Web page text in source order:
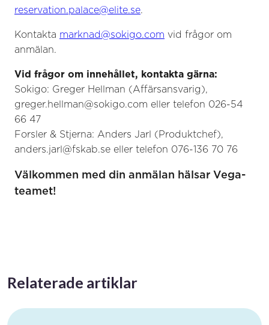
reservation.palace@elite.se.
Kontakta marknad@sokigo.com vid frågor om
anmälan.
Vid frågor om innehållet, kontakta gärna:
Sokigo: Greger Hellman (Affärsansvarig),
greger.hellman@sokigo.com eller telefon 026-54
66 47
Forsler & Stjerna: Anders Jarl (Produktchef),
anders.jarl@fskab.se eller telefon 076-136 70 76
Välkommen med din anmälan hälsar Vega-
teamet!
Relaterade artiklar